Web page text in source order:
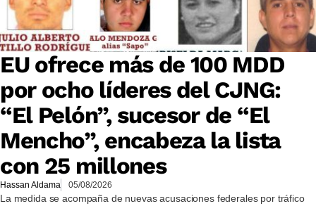
EU ofrece más de 100 MDD
por ocho líderes del CJNG:
“El Pelón”, sucesor de “El
Mencho”, encabeza la lista
con 25 millones
Hassan Aldama 05/08/2026
La medida se acompaña de nuevas acusaciones federales por tráfico